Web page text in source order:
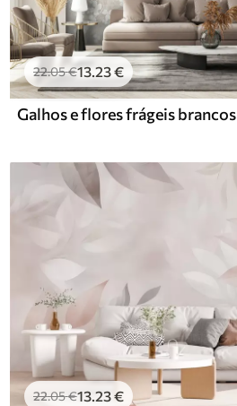
22.05€13.23€
Galhos e flores frágeis brancos
22.05€13.23€